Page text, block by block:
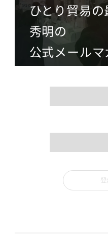
ひとり貿易
秀明の
公式メール